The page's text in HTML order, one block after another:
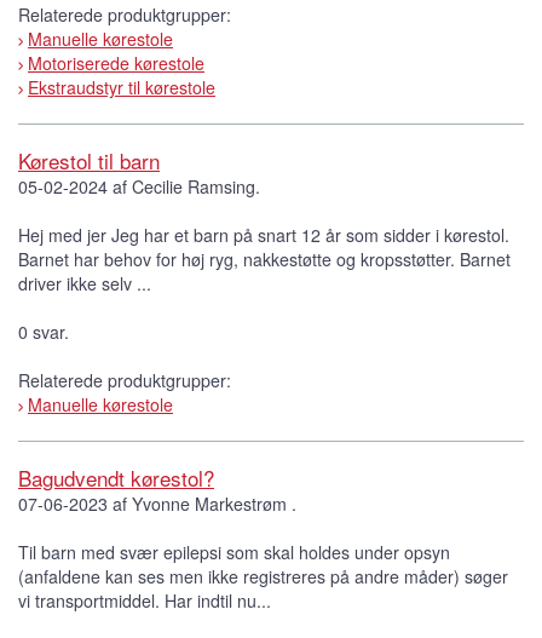
Relaterede produktgrupper:
Manuelle kørestole
Motoriserede kørestole
Ekstraudstyr til kørestole
Kørestol til barn
05-02-2024 af Cecilie Ramsing.
Hej med jer Jeg har et barn på snart 12 år som sidder i kørestol.
Barnet har behov for høj ryg, nakkestøtte og kropsstøtter. Barnet
driver ikke selv ...
0 svar.
Relaterede produktgrupper:
Manuelle kørestole
Bagudvendt kørestol?
07-06-2023 af Yvonne Markestrøm .
Til barn med svær epilepsi som skal holdes under opsyn
(anfaldene kan ses men ikke registreres på andre måder) søger
vi transportmiddel. Har indtil nu...